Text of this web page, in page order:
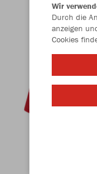
Wir
Durch die
anzeigen
Cookies